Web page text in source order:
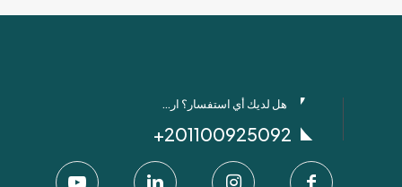
هل لديك أي استفسار؟ ارسل لنا عبر واتساب!
201100925092+